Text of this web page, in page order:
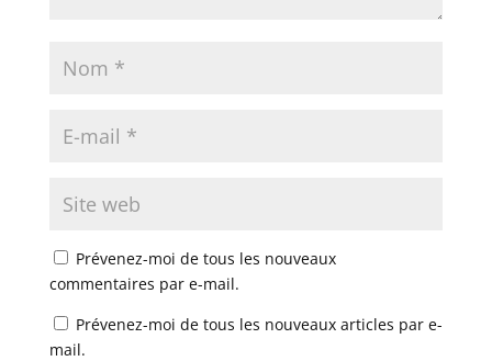
Prévenez-moi de tous les nouveaux
commentaires par e-mail.
Prévenez-moi de tous les nouveaux articles par e-
mail.